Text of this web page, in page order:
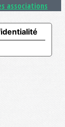
associations